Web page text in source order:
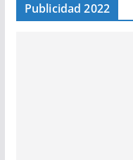
Publicidad 2022